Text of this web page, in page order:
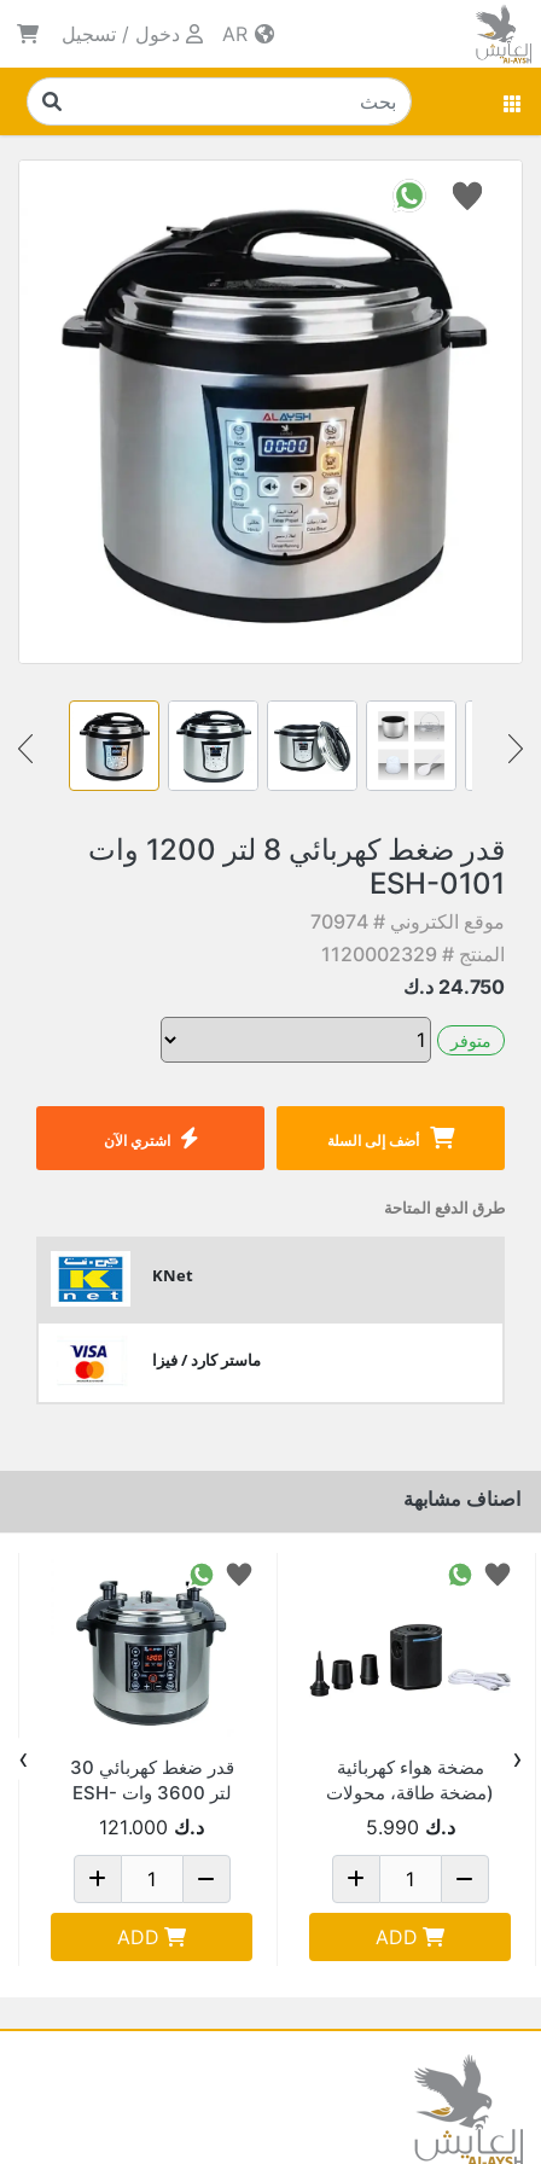
دخول / تسجيل
قدر ضغط كهربائي 8 لتر 1200 وات
ESH-0101
موقع الكتروني # 70974
المنتج # 1120002329
24.750 د.ك
متوفر
أضف إلى السلة اشتري الآن
طرق الدفع المتاحة
KNet
ماستر كارد / فيزا
اصناف مشابهة
مضخة هواء كهربائية
(مضخة طاقة، محولات
صمامات ثلاثية) 62289
د.ك 5.990
ADD
قدر ضغط كهربائي 30
لتر 3600 وات ESH-
0106 د.ك 121.000
ADD
‹
›